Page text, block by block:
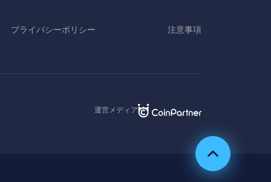
プライバシーポリシー 注意事項
運営メディア